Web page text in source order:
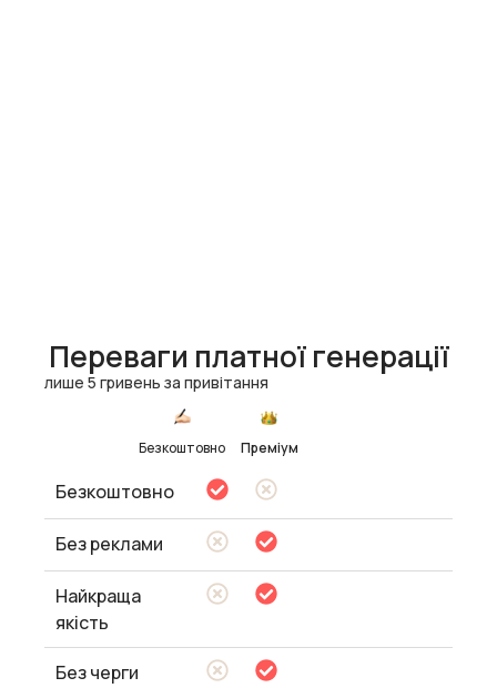
Переваги платної генерації
лише 5 гривень за привітання
Безкоштовно Преміум
Безкоштовно
Без реклами
Найкраща
якість
Без черги